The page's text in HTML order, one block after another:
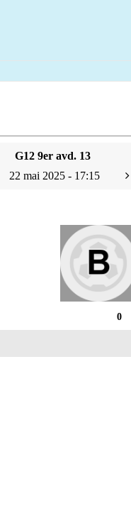
G12 9er avd. 13
22 mai 2025 - 17:15
0